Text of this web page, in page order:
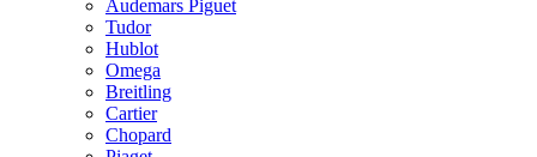
Audemars Piguet
Tudor
Hublot
Omega
Breitling
Cartier
Chopard